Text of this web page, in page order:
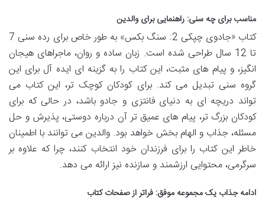
مناسب برای چه سنی: راهنمایی برای والدین
کتاب «جادوی چپکی 2: سنگ بکس» به طور خاص برای رده سنی 7
تا 12 سال طراحی شده است. زبان ساده و روان، ماجراهای هیجان
انگیز، و پیام های مثبت، این کتاب را به گزینه ای ایده آل برای این
گروه سنی تبدیل می کند. برای کودکان کوچک تر، این کتاب می
تواند دریچه ای به دنیای فانتزی و جادو باشد، در حالی که برای
کودکان بزرگ تر، پیام های عمیق تر آن درباره دوستی، پذیرش و حل
مسئله، جذاب و الهام بخش خواهد بود. والدین می توانند با اطمینان
خاطر این کتاب را برای فرزندان خود انتخاب کنند، چرا که علاوه بر
سرگرمی، محتوایی ارزشمند و سازنده نیز ارائه می دهد.
ادامه جذاب یک مجموعه موفق: فراتر از صفحات کتاب